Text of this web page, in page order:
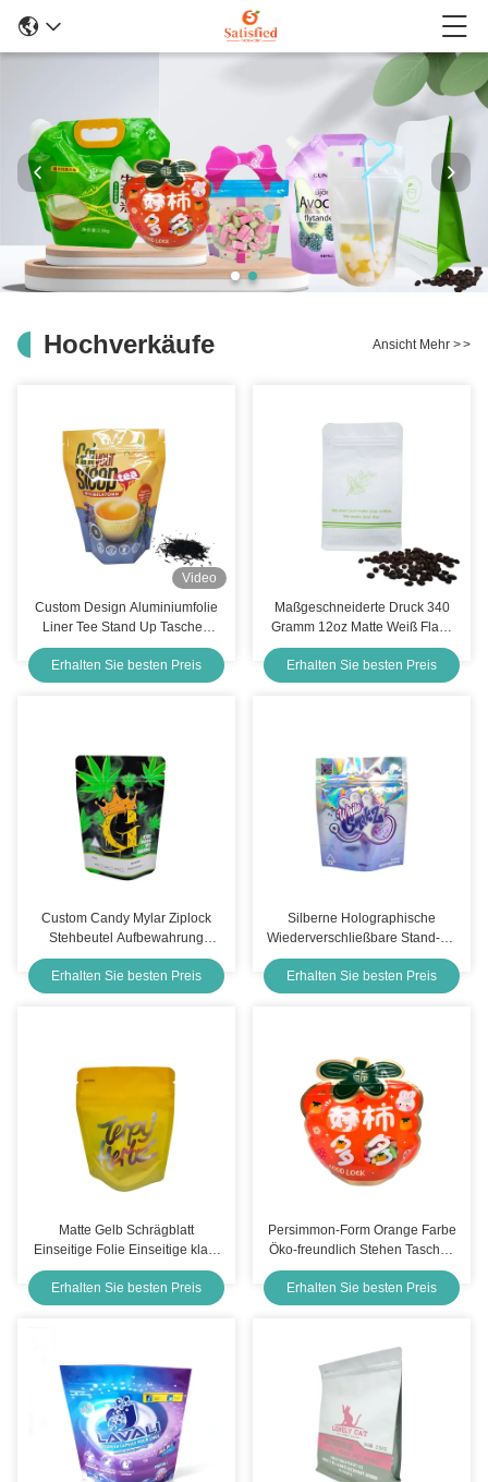
Hochverkäufe Ansicht Mehr >>
Video
Custom Design Aluminiumfolie
Liner Tee Stand Up Taschen
Verpackung für frische
Lockerblätter Teeblätter
Kaffeebohnen Lebensmittel
Erhalten Sie besten Preis
Maßgeschneiderte Druck 340
Gramm 12oz Matte Weiß Flach
Boden Kaffeebeutel mit Ventil
Front Riss Off Ziplock
Erhalten Sie besten Preis
Custom Candy Mylar Ziplock
Stehbeutel Aufbewahrung
Lebensmittel 3,5 g wieder
verschließbar
Erhalten Sie besten Preis
Silberne Holographische
Wiederverschließbare Stand-Up
Mylar-Essenstüten 3,5 g
Erhalten Sie besten Preis
Matte Gelb Schrägblatt
Einseitige Folie Einseitige klare
Stehbeutel 3,5 G Weed mit
kindsicheren Reißverschluss
Erhalten Sie besten Preis
Persimmon-Form Orange Farbe
Öko-freundlich Stehen Taschen
Reißverschluss Top Taschen mit
klarem Fenster für Lebensmittel
Erhalten Sie besten Preis